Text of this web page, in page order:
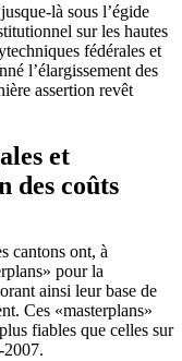
là sous l’égide
sur les hautes
fédérales et
l’élargissement des
assertion revêt
et
des coûts
cantons ont, à
pour la
ainsi leur base de
Ces «masterplans»
fiables que celles sur
2007.